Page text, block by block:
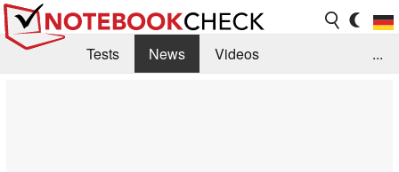
Tests News
Videos
...